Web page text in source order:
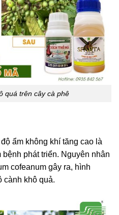
quá trên cây cà phê
ẩm không khí tăng cao là
phát triển. Nguyên nhân
cofeanum gây ra, hình
cành khô quả.